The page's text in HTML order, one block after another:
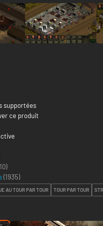
supportées
ce produit
(1935)
AU TOUR PAR TOUR TOUR PAR TOUR